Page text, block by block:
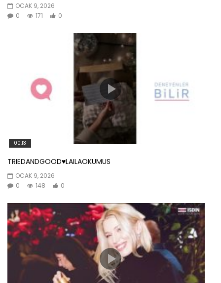
OCAK 9, 2026
0
171 0
00:13
TRIEDANDGOOD♥️LAILAOKUMUS
OCAK 9, 2026
0
148 0